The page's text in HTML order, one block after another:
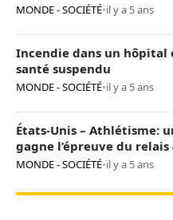
MONDE - SOCIÉTÉ•il y a 5 ans
Incendie dans un hôpital
santé suspendu
MONDE - SOCIÉTÉ•il y a 5 ans
États-Unis – Athlétisme:
gagne l’épreuve du relais
MONDE - SOCIÉTÉ•il y a 5 ans